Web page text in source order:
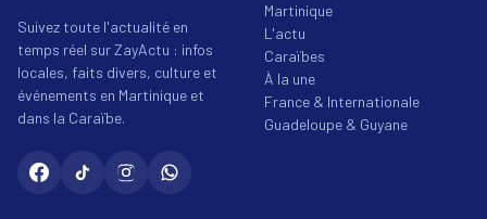
Suivez toute l'actualité en
temps réel sur ZayActu : infos
locales, faits divers, culture et
événements en Martinique et
dans la Caraïbe.
Martinique
L'actu
Caraïbes
À la une
France & Internationale
Guadeloupe & Guyane